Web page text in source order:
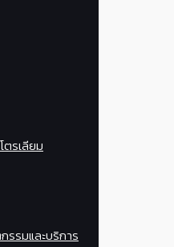
ตรเลียม
รรมและบริการ